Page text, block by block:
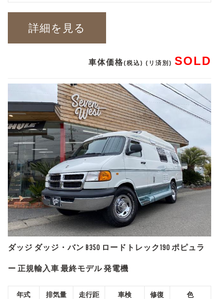
詳細を見る
車体価格(税込) (リ済別)SOLD
ダッジ ダッジ・バン B350 ロードトレック190 ポピュラ
ー 正規輸入車 最終モデル 発電機
年式 排気量
走行距
車検
修復
色